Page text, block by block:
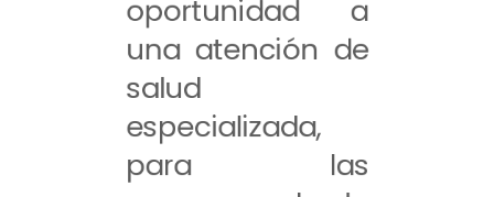
oportunidad a
una atención de
salud
especializada,
para las